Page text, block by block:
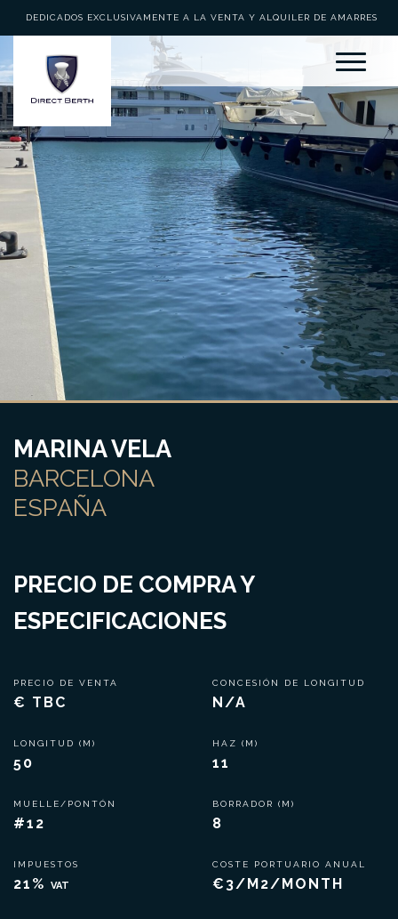
DEDICADOS EXCLUSIVAMENTE A LA VENTA Y ALQUILER DE AMARRES
MARINA VELA
BARCELONA
ESPAÑA
PRECIO DE COMPRA Y
ESPECIFICACIONES
PRECIO DE VENTA
€ TBC
LONGITUD (M)
50
MUELLE/PONTÓN
#12
IMPUESTOS
21% VAT
CONCESIÓN DE LONGITUD
N/A
HAZ (M)
11
BORRADOR (M)
8
COSTE PORTUARIO ANUAL
€3/M2/MONTH